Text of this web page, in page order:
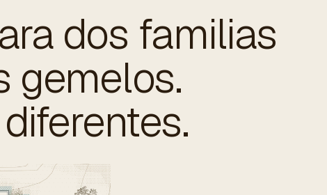
dos familias
gemelos.